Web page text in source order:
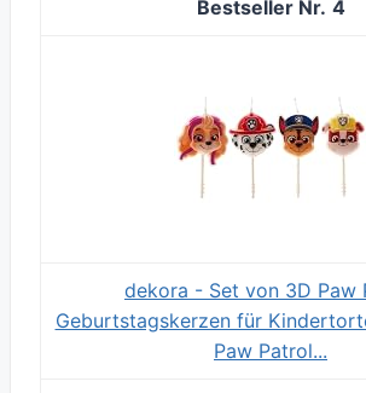
4
dekora - Set von 3D Paw
Geburtstagskerzen für
Paw Patrol...